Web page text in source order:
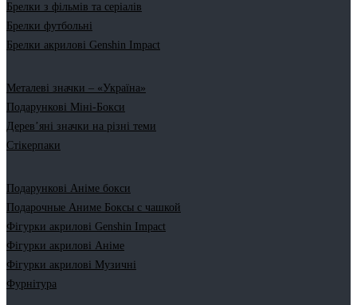
Брелки з фільмів та серіалів
Брелки футбольні
Брелки акрилові Genshin Impact
Металеві значки – «Україна»
Подарункові Міні-Бокси
Дерев’яні значки на різні теми
Стікерпаки
Подарункові Аніме бокси
Подарочные Аниме Боксы с чашкой
Фігурки акрилові Genshin Impact
Фігурки акрилові Аніме
Фігурки акрилові Музичні
Фурнітура